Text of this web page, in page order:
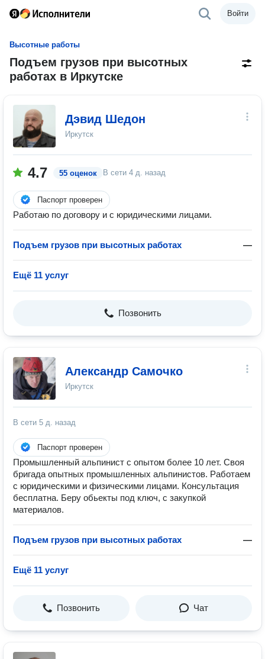
Войти
Высотные работы
Подъем грузов при высотных
работах в Иркутске
Дэвид Шедон
Иркутск
4.7 55 оценок В сети 4 д. назад
Паспорт проверен
Работаю по договору и с юридическими лицами.
Подъем грузов при высотных работах —
Ещё 11 услуг
Позвонить
Александр Самочко
Иркутск
В сети 5 д. назад
Паспорт проверен
Промышленный альпинист с опытом более 10 лет. Своя
бригада опытных промышленных альпинистов. Работаем
с юридическими и физическими лицами. Консультация
бесплатна. Беру обьекты под ключ, с закупкой
материалов.
Подъем грузов при высотных работах —
Ещё 11 услуг
Позвонить Чат